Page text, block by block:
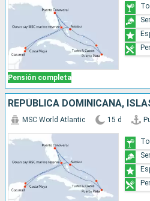
Pensión completa
MSC World Atlantic 15 d